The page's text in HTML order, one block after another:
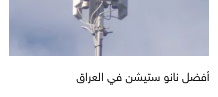
أفضل نانو ستيشن في العراق